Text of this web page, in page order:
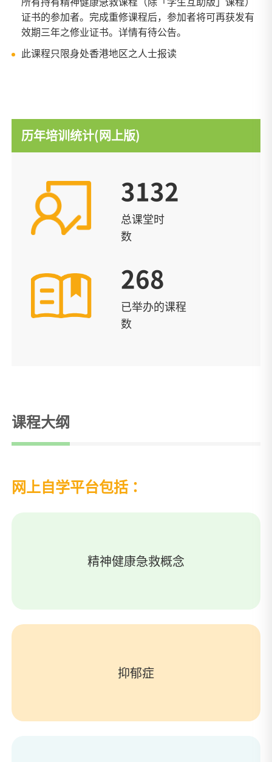
证书的参加者。完成重修课程后，参加者将可再获发有
效期三年之修业证书。详情有待公告。
此课程只限身处香港地区之人士报读
历年培训统计(网上版)
3132
总课堂时
数
268
已举办的课程
数
课程大纲
网上自学平台包括：
精神健康急救概念
抑郁症